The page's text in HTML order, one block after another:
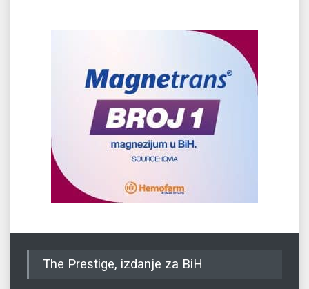
The Prestige, izdanje za BiH